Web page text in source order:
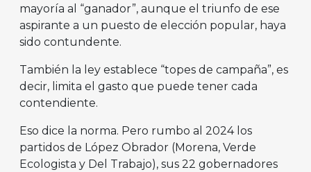
mayoría al “ganador”, aunque el triunfo de ese
aspirante a un puesto de elección popular, haya
sido contundente.
También la ley establece “topes de campaña”, es
decir, limita el gasto que puede tener cada
contendiente.
Eso dice la norma. Pero rumbo al 2024 los
partidos de López Obrador (Morena, Verde
Ecologista y Del Trabajo), sus 22 gobernadores